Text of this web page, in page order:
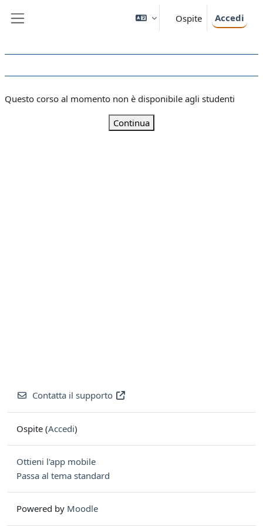
Ospite Accedi
Questo corso al momento non è disponibile agli studenti
Continua
Contatta il supporto
Ospite (Accedi)
Ottieni l'app mobile
Passa al tema standard
Powered by Moodle